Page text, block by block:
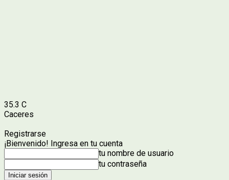
35.3 C
Caceres
Registrarse
¡Bienvenido! Ingresa en tu cuenta
tu nombre de usuario
tu contraseña